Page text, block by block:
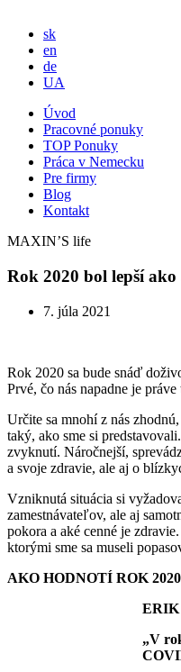
sk
en
de
UA
Úvod
Pracovné ponuky
TOP Ponuky
Práca v Nemecku
Pre firmy
Blog
Kontakt
MAXIN’S life
Rok 2020 bol lepší ako
7. júla 2021
Rok 2020 sa bude snáď
Prvé, čo nás napadne je
Určite sa mnohí z nás
taký, ako sme si
zvyknutí. Náročnejší,
a svoje zdravie, ale aj o
Vzniknutá situácia si
zamestnávateľov, ale aj
pokora a aké cenné je
ktorými sme sa museli
AKO HODNOTÍ ROK
„V